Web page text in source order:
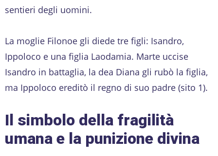
sentieri degli uomini.
La moglie Filonoe gli diede tre figli: Isandro,
Ippoloco e una figlia Laodamia. Marte uccise
Isandro in battaglia, la dea Diana gli rubò la figlia,
ma Ippoloco ereditò il regno di suo padre (sito 1).
Il simbolo della fragilità
umana e la punizione divina